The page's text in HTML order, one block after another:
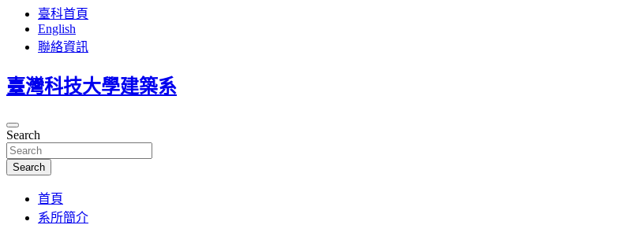
臺科首頁
English
聯絡資訊
臺灣科技大學建築系
Search
Search
首頁
系所簡介